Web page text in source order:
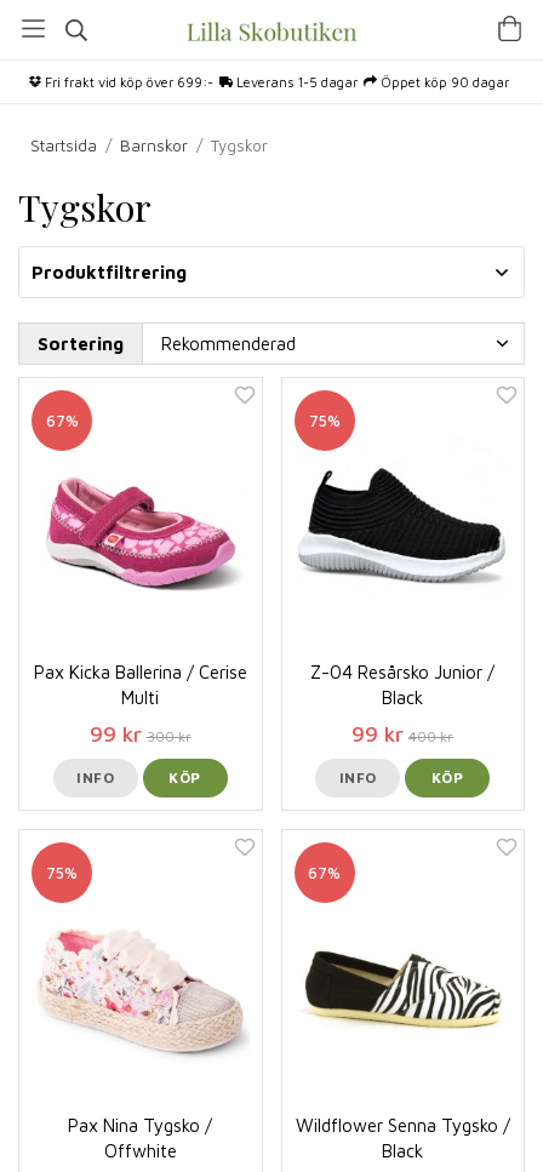
Fri frakt vid köp över 699:- Leverans 1-5 dagar Öppet köp 90 dagar
Startsida / Barnskor / Tygskor
Tygskor
Produktfiltrering
Sortering
67%
Pax Kicka Ballerina / Cerise
Multi
99 kr 300 kr
INFO KÖP
75%
Z-04 Resårsko Junior /
Black
99 kr 400 kr
INFO KÖP
75%
Pax Nina Tygsko /
Offwhite
67%
Wildflower Senna Tygsko /
Black